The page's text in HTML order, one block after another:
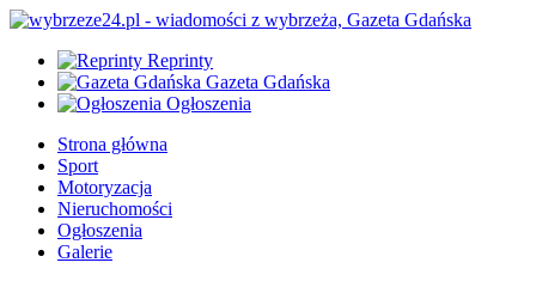
Reprinty
Gazeta Gdańska
Ogłoszenia
Strona główna
Sport
Motoryzacja
Nieruchomości
Ogłoszenia
Galerie